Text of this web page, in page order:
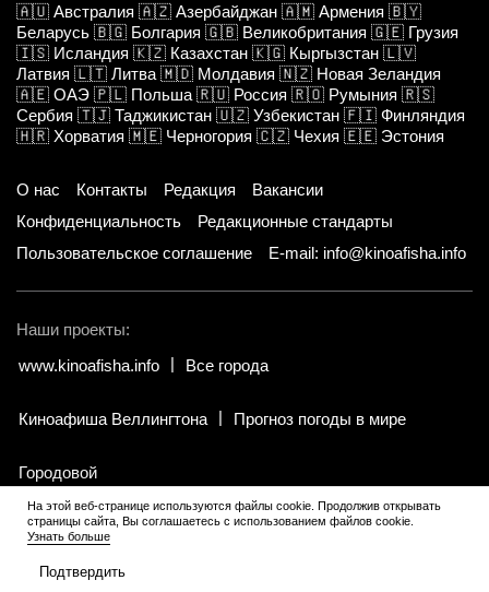
🇦🇺 Австралия 🇦🇿 Азербайджан 🇦🇲 Армения 🇧🇾
Беларусь 🇧🇬 Болгария 🇬🇧 Великобритания 🇬🇪 Грузия
🇮🇸 Исландия 🇰🇿 Казахстан 🇰🇬 Кыргызстан 🇱🇻
Латвия 🇱🇹 Литва 🇲🇩 Молдавия 🇳🇿 Новая Зеландия
🇦🇪 ОАЭ 🇵🇱 Польша 🇷🇺 Россия 🇷🇴 Румыния 🇷🇸
Сербия 🇹🇯 Таджикистан 🇺🇿 Узбекистан 🇫🇮 Финляндия
🇭🇷 Хорватия 🇲🇪 Черногория 🇨🇿 Чехия 🇪🇪 Эстония
О нас Контакты Редакция
Вакансии
Конфиденциальность
Редакционные стандарты
Пользовательское соглашение
E-mail: info@kinoafisha.info
Наши проекты:
www.kinoafisha.info
Все города
Киноафиша Веллингтона Прогноз погоды в мире
Городовой
© 2002-2026 Все права и материалы принадлежат «Киноафиша».
Копирование информации только с письменного разрешения
На этой веб-странице используются файлы cookie. Продолжив открывать
страницы сайта, Вы соглашаетесь с использованием файлов cookie.
Узнать больше
Подтвердить